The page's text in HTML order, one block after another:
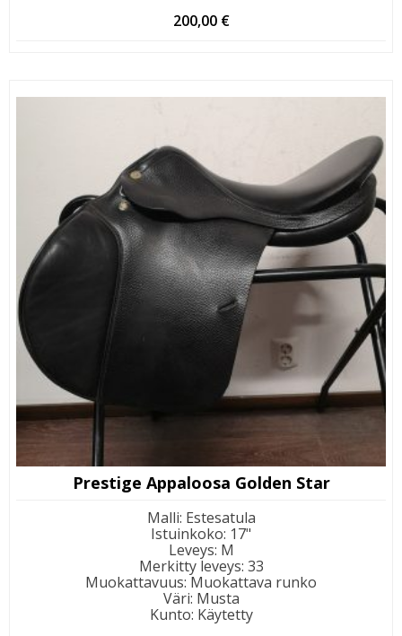
200,00 €
Prestige Appaloosa Golden Star
Malli: Estesatula
Istuinkoko: 17"
Leveys: M
Merkitty leveys: 33
Muokattavuus: Muokattava runko
Väri: Musta
Kunto: Käytetty